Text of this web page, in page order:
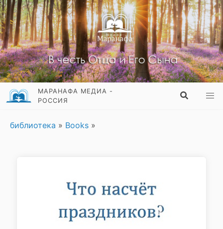
МАРАНАФА МЕДИА -
РОССИЯ
библиотека » Books »